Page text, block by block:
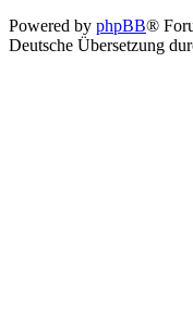
Powered by phpBB®
Deutsche Übersetzung